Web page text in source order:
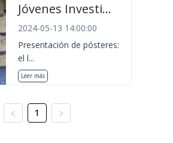
Jóvenes Investi...
2024-05-13 14:00:00
Presentación de pósteres:
el l...
Leer más
1